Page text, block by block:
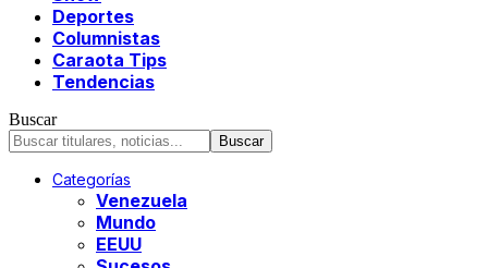
Deportes
Columnistas
Caraota Tips
Tendencias
Buscar
Categorías
Venezuela
Mundo
EEUU